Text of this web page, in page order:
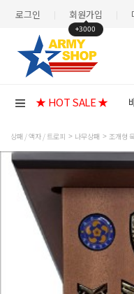
로그인 회원가입
+3000
★ HOT SALE ★
상패 / 액자 / 트로피 나무상패 조개형